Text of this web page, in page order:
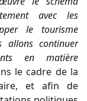
avec les
le tourisme
allons continuer
en matière
le cadre de la
et afin de